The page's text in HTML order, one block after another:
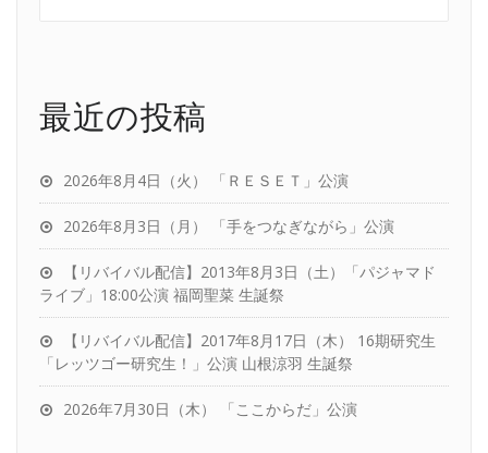
最近の投稿
2026年8月4日（火） 「ＲＥＳＥＴ」公演
2026年8月3日（月） 「手をつなぎながら」公演
【リバイバル配信】2013年8月3日（土）「パジャマド
ライブ」18:00公演 福岡聖菜 生誕祭
【リバイバル配信】2017年8月17日（木） 16期研究生
「レッツゴー研究生！」公演 山根涼羽 生誕祭
2026年7月30日（木） 「ここからだ」公演